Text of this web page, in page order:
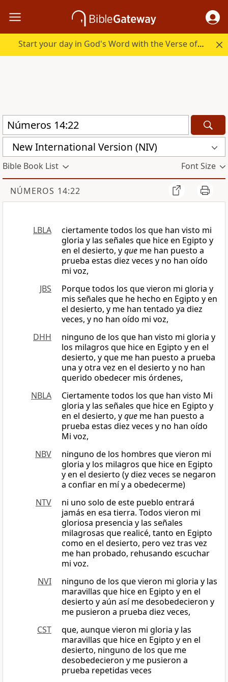
Start your day in God's Word with the Verse of the Day.
New International Version (NIV)
Bible Book List Font Size
NÚMEROS 14:22
LBLA
ciertamente todos los que han visto mi
gloria y las señales que hice en Egipto y
en el desierto, yque me han puesto a
prueba estas diez veces y no han oído
mi voz,
JBS
Porque todos los que vieron mi gloria y
mis señales que he hecho en Egipto y en
el desierto, y me han tentado ya diez
veces, y no han oído mi voz,
DHH
ninguno de los que han visto mi gloria y
los milagros que hice en Egipto y en el
desierto, y que me han puesto a prueba
una y otra vez en el desierto y no han
querido obedecer mis órdenes,
NBLA
Ciertamente todos los que han visto Mi
gloria y las señales que hice en Egipto y
en el desierto, yque me han puesto a
prueba estas diez veces y no han oído
Mi voz,
NBV
ninguno de los hombres que vieron mi
gloria y los milagros que hice en Egipto
y en el desierto (y diez veces se negaron
a confiar en mí y a obedecerme)
NTV
ni uno solo de este pueblo entrará
jamás en esa tierra. Todos vieron mi
gloriosa presencia y las señales
milagrosas que realicé, tanto en Egipto
como en el desierto, pero vez tras vez
me han probado, rehusando escuchar
mi voz.
NVI
ninguno de los que vieron mi gloria y las
maravillas que hice en Egipto y en el
desierto y aún así me desobedecieron y
me pusieron a prueba diez veces,
CST
que, aunque vieron mi gloria y las
maravillas que hice en Egipto y en el
desierto, ninguno de los que me
desobedecieron y me pusieron a
prueba repetidas veces